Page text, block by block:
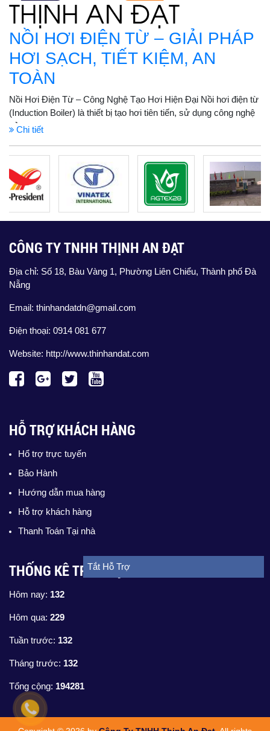
NỒI HƠI ĐIỆN TỪ – GIẢI PHÁP
HƠI SẠCH, TIẾT KIỆM, AN
TOÀN
Nồi Hơi Điện Từ – Công Nghệ Tạo Hơi Hiện Đại Nồi hơi điện từ
(Induction Boiler) là thiết bị tạo hơi tiên tiến, sử dụng công nghệ
cảm...
Chi tiết
CÔNG TY TNHH THỊNH AN ĐẠT
Địa chỉ: Số 18, Bàu Vàng 1, Phường Liên Chiểu, Thành phố Đà
Nẵng
Email: thinhandatdn@gmail.com
Điện thoại: 0914 081 677
Website: http://www.thinhandat.com
HỖ TRỢ KHÁCH HÀNG
Hổ trợ trực tuyến
Bảo Hành
Hướng dẫn mua hàng
Hỗ trợ khách hàng
Thanh Toán Tại nhà
THỐNG KÊ TRUY CẬP
Hôm nay: 132
Hôm qua: 229
Tuần trước: 132
Tháng trước: 132
Tổng cộng: 194281
Tắt Hỗ Trợ